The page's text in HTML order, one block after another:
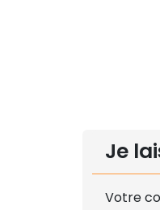
Je
Votre